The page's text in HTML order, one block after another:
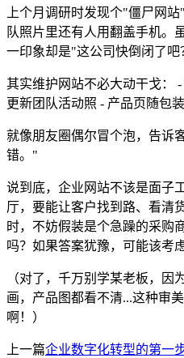
上个月调研时发现个"僵尸网
队照片里还有人用翻盖手机。
一印象却是"这公司快倒闭了吧
其实维护网站不必大动干戈：
更新团队活动照 - 产品页随包
就像朋友圈偶尔冒个泡，告诉
错。"
说到底，企业网站不该是面子
厅，要能让客户找到路、看清
时，不妨假装是个急躁的采
吗？如果答案犹豫，可能该考
（对了，千万别学某老板，因
画，产品图都看不清...这种审
啊！）
上一篇企业数字化转型的第一